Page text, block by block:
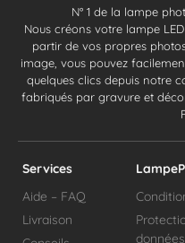
N° 1 de la lampe
Nous créons votre lampe
partir de vos propres
image, vous pouvez
quelques clics depuis notre
fabriqués par gravure et
Services
Aide – FAQ
Livraison
données